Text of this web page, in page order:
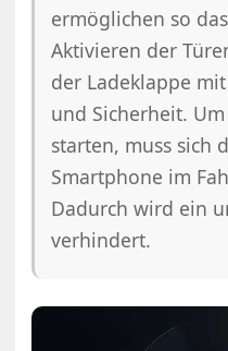
ermöglichen so
Aktivieren der
der Ladeklappe
und Sicherheit.
starten, muss sich
Smartphone im
Dadurch wird ein
verhindert.